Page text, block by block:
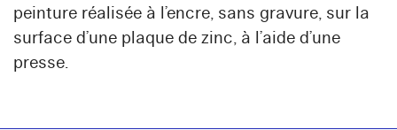
peinture réalisée à l’encre, sans gravure, sur la
surface d’une plaque de zinc, à l’aide d’une
presse.